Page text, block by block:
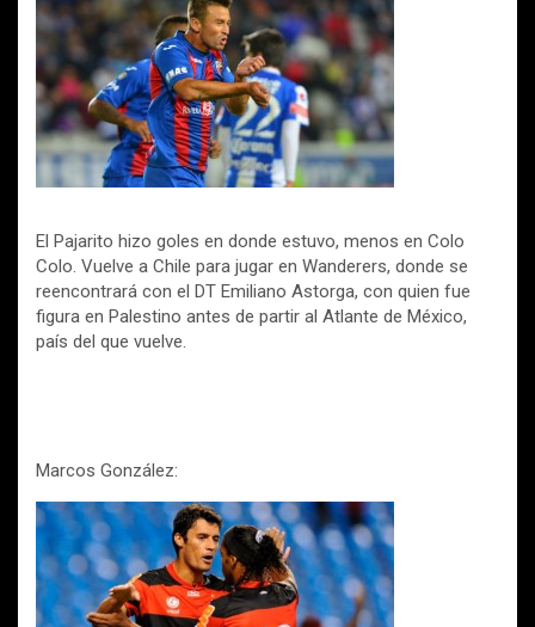
El Pajarito hizo goles en donde estuvo, menos en Colo
Colo. Vuelve a Chile para jugar en Wanderers, donde se
reencontrará con el DT Emiliano Astorga, con quien fue
figura en Palestino antes de partir al Atlante de México,
país del que vuelve.
Marcos González: